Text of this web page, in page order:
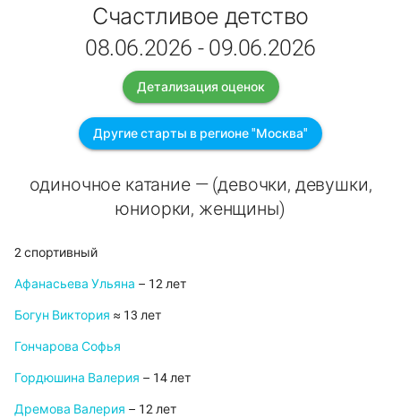
Счастливое детство
08.06.2026 - 09.06.2026
Детализация оценок
Другие старты в регионе "Москва"
одиночное катание — (девочки, девушки,
юниорки, женщины)
2 спортивный
Афанасьева Ульяна – 12 лет
Богун Виктория ≈ 13 лет
Гончарова Софья
Гордюшина Валерия – 14 лет
Дремова Валерия – 12 лет